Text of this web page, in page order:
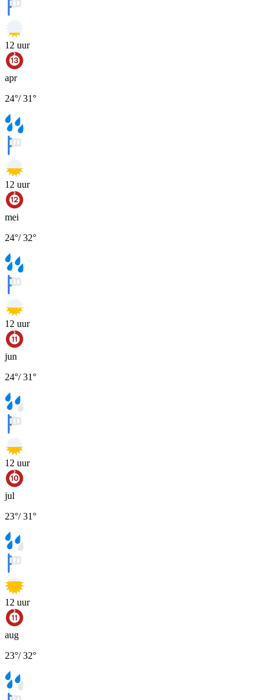
12 uur
apr
24°/31°
12 uur
mei
24°/32°
12 uur
jun
24°/31°
12 uur
jul
23°/31°
12 uur
aug
23°/32°